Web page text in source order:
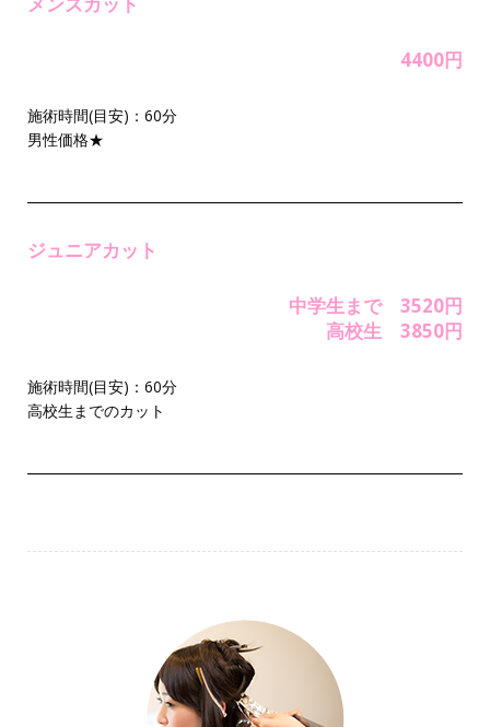
4400円
施術時間(目安)：60分
男性価格★
ジュニアカット
中学生まで 3520円
高校生 3850円
施術時間(目安)：60分
高校生までのカット